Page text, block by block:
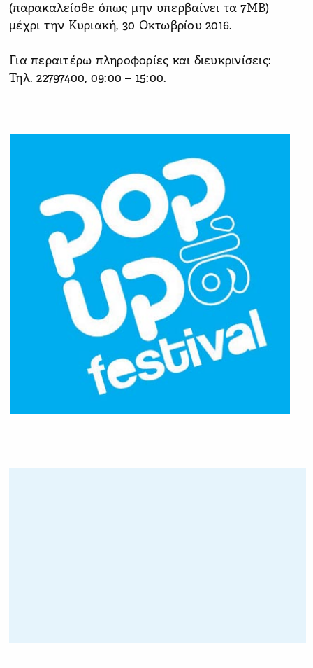
(παρακαλείσθε όπως μην υπερβαίνει τα 7MB)
μέχρι την Κυριακή, 30 Οκτωβρίου 2016.
Για περαιτέρω πληροφορίες και διευκρινίσεις:
Τηλ. 22797400, 09:00 – 15:00.